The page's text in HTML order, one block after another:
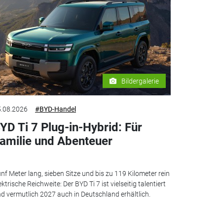
Bildergalerie
#BYD-Handel
Ti 7 Plug-in-Hybrid: Für
und Abenteuer
Meter lang, sieben Sitze und bis zu 119 Kilometer rein
Reichweite: Der BYD Ti 7 ist vielseitig talentiert
vermutlich 2027 auch in Deutschland erhältlich.